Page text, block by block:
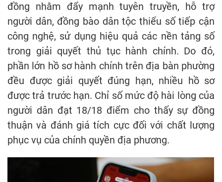
đồng nhằm đẩy mạnh tuyên truyền, hỗ trợ
người dân, đồng bào dân tộc thiểu số tiếp cận
công nghệ, sử dụng hiệu quả các nền tảng số
trong giải quyết thủ tục hành chính. Do đó,
phần lớn hồ sơ hành chính trên địa bàn phường
đều được giải quyết đúng hạn, nhiều hồ sơ
được trả trước hạn. Chỉ số mức độ hài lòng của
người dân đạt 18/18 điểm cho thấy sự đồng
thuận và đánh giá tích cực đối với chất lượng
phục vụ của chính quyền địa phương.